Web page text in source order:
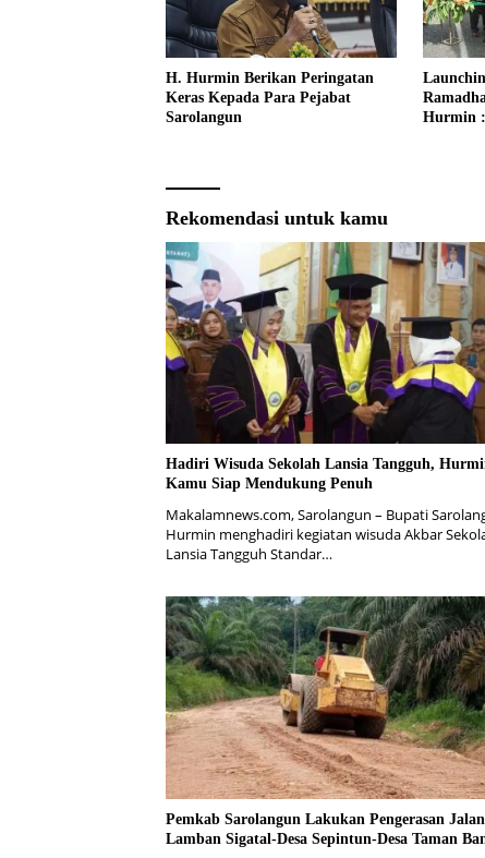
H. Hurmin Berikan Peringatan
Keras Kepada Para Pejabat
Sarolangun
Hurmin :
Rekomendasi untuk kamu
Hadiri Wisuda Sekolah Lansia Tangguh,
Kamu Siap Mendukung Penuh
Makalamnews.com, Sarolangun – Bupati
Hurmin menghadiri kegiatan wisuda Akbar
Lansia Tangguh Standar…
Pemkab Sarolangun Lakukan Pengerasan Jalan
Lamban Sigatal-Desa Sepintun-Desa Taman